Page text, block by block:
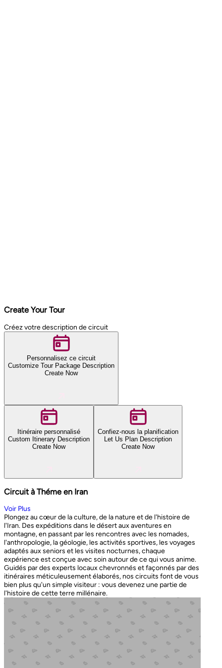
Create Your Tour
Créez votre description de circuit
Personnalisez ce circuit
Customize Tour Package Description
Create Now
Itinéraire personnalisé
Custom Itinerary Description
Create Now
Confiez-nous la planification
Let Us Plan Description
Create Now
Circuit à Théme en Iran
Voir Plus
Plongez au cœur de la culture, de la nature et de l'histoire de
l'Iran. Des expéditions dans le désert aux aventures en
montagne, en passant par les rencontres avec les nomades,
l'anthropologie, la géologie, les activités sportives, les voyages
adaptés aux seniors et les visites nocturnes, chaque
expérience est conçue avec soin autour de ce qui vous anime.
Guidés par des experts locaux chevronnés et façonnés par des
itinéraires méticuleusement élaborés, nos circuits font de vous
bien plus qu'un simple visiteur : vous devenez une partie de
l'histoire de cette terre millénaire.